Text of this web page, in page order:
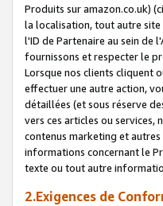
Produits sur amazon.co.uk)
la localisation, tout autre site
l'ID de Partenaire au sein de
fournissons et respecter le
Lorsque nos clients cliquent
effectuer une autre action,
détaillées (et sous réserve
vers ces articles ou services,
contenus marketing et
informations concernant le
texte ou tout autre
2.Exigences de